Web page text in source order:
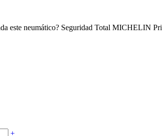
este neumático? Seguridad Total MICHELIN
+